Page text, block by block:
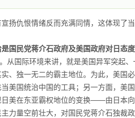
扬仇恨情绪反而充满同情，这体现了
国民党蒋介石政府及美国政府对日态度
从国际环境来讲，就是美国异军突起
、独一无二的霸主地位。为此，美国
美国统治中国的工具；另一方面，美国
美在东亚霸权地位的变换——由日本向
力量空前壮大，对国民党蒋介石独裁